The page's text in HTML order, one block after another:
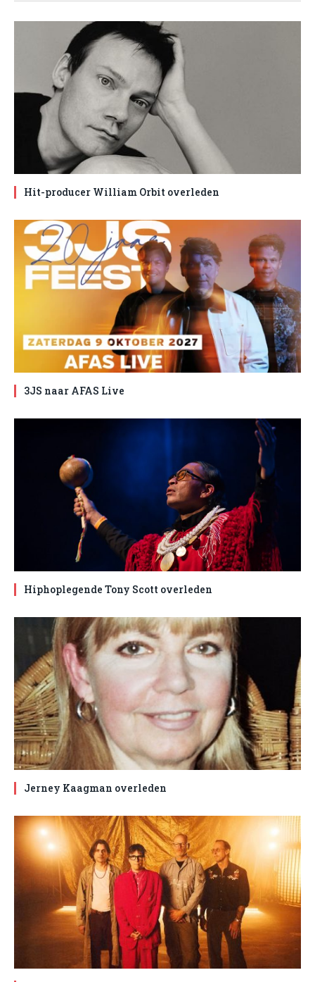
Hit-producer William Orbit overleden
3JS naar AFAS Live
Hiphoplegende Tony Scott overleden
Jerney Kaagman overleden